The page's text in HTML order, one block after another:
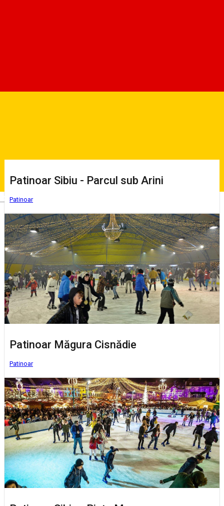
Deutsch
Patinoar Sibiu - Parcul sub Arini
Patinoar
Patinoar Măgura Cisnădie
Patinoar